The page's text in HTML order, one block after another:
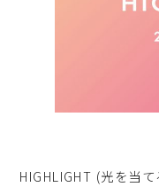
HIGHLIGHT (光を当